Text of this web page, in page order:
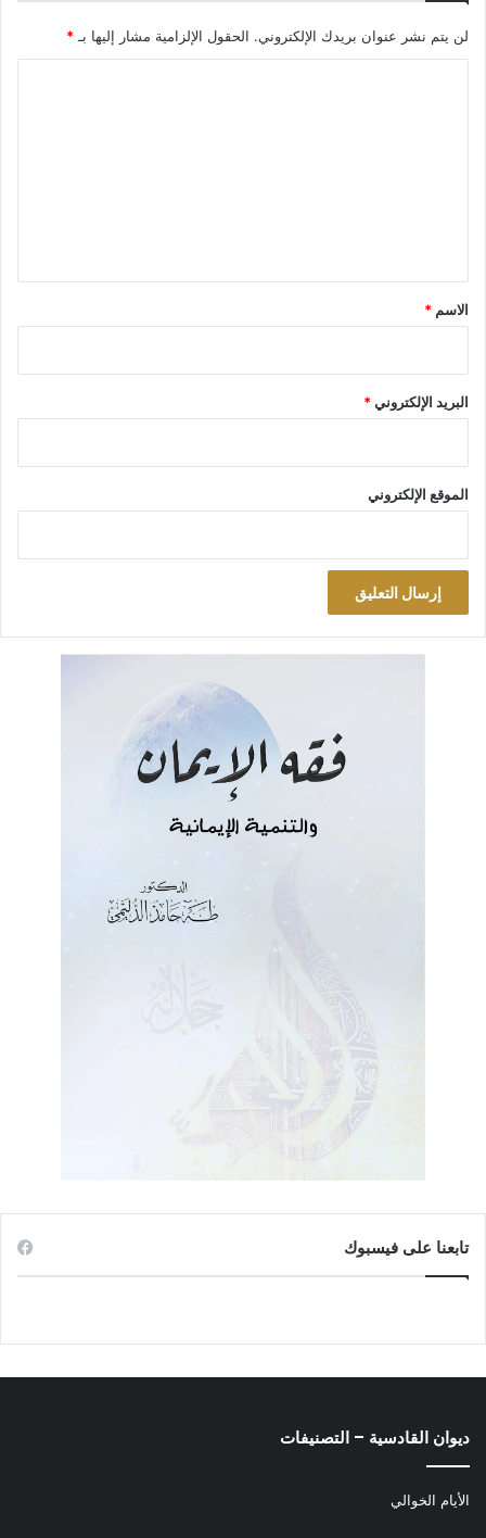
لن يتم نشر عنوان بريدك الإلكتروني. الحقول الإلزامية مشار إليها بـ *
*
الاسم *
البريد الإلكتروني*
الموقع الإلكتروني
تابعنا على فيسبوك
ديوان القادسية – التصنيفات
الأيام الخوالي